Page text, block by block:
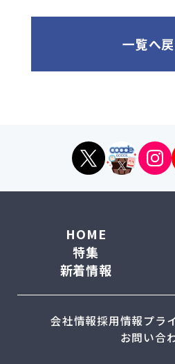
一覧へ
HOME
特集
新着情報
会社情報採用情報プラ
お問い合